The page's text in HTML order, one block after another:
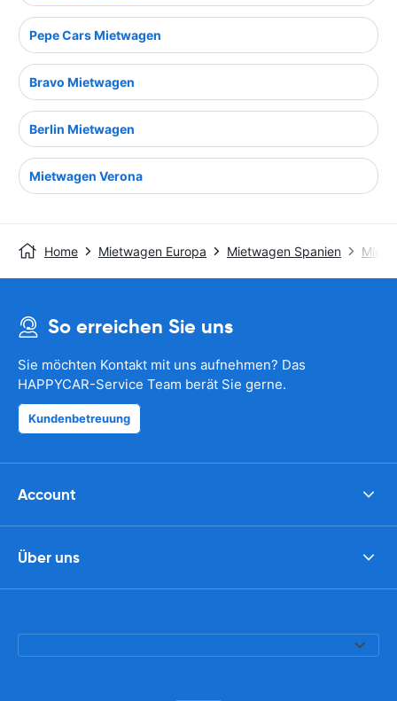
Pepe Cars Mietwagen
Bravo Mietwagen
Berlin Mietwagen
Mietwagen Verona
Home Mietwagen Europa Mietwagen Spanien
So erreichen Sie uns
Sie möchten Kontakt mit uns aufnehmen? Das
HAPPYCAR-Service Team berät Sie gerne.
Kundenbetreuung
Account
Über uns